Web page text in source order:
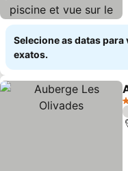
Selecione as datas para
exatos.